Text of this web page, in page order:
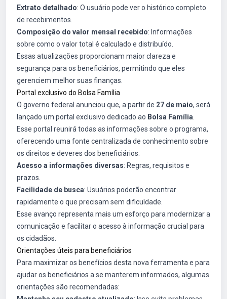
Extrato detalhado: O usuário pode ver o histórico completo
de recebimentos.
Composição do valor mensal recebido: Informações
sobre como o valor total é calculado e distribuído.
Essas atualizações proporcionam maior clareza e
segurança para os beneficiários, permitindo que eles
gerenciem melhor suas finanças.
Portal exclusivo do Bolsa Família
O governo federal anunciou que, a partir de 27 de maio, será
lançado um portal exclusivo dedicado ao Bolsa Família
Esse portal reunirá todas as informações sobre o programa,
oferecendo uma fonte centralizada de conhecimento sobre
os direitos e deveres dos beneficiários.
Acesso a informações diversas: Regras, requisitos e
prazos.
Facilidade de busca: Usuários poderão encontrar
rapidamente o que precisam sem dificuldade.
Esse avanço representa mais um esforço para modernizar a
comunicação e facilitar o acesso à informação crucial para
os cidadãos.
Orientações úteis para beneficiários
Para maximizar os benefícios desta nova ferramenta e para
ajudar os beneficiários a se manterem informados, algumas
orientações são recomendadas: